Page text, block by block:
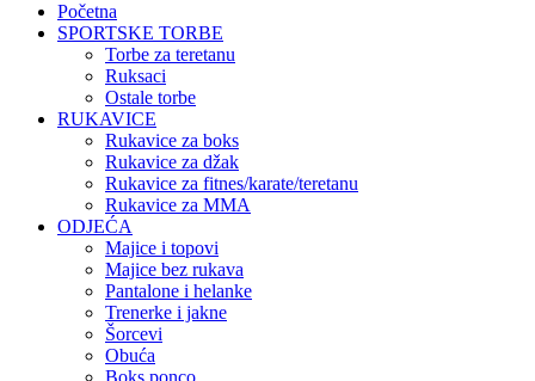
Početna
SPORTSKE TORBE
Torbe za teretanu
Ruksaci
Ostale torbe
RUKAVICE
Rukavice za boks
Rukavice za džak
Rukavice za fitnes/karate/teretanu
Rukavice za MMA
ODJEĆA
Majice i topovi
Majice bez rukava
Pantalone i helanke
Trenerke i jakne
Šorcevi
Obuća
Boks ponco